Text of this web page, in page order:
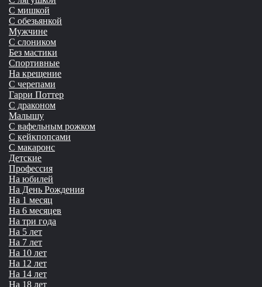
С мишкой
С обезьянкой
Мужчине
С слоником
Без мастики
Спортивные
На крещение
С черепами
Гарри Поттер
С драконом
Малышу
С вафельным рожком
С кейкпопсами
С макаронс
Детские
Профессия
На юбилей
На День Рождения
На 1 месяц
На 6 месяцев
На три года
На 5 лет
На 7 лет
На 10 лет
На 12 лет
На 14 лет
На 18 лет